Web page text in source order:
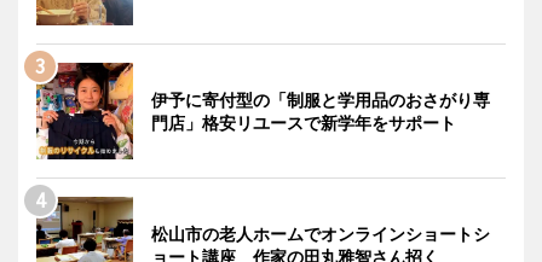
伊予に寄付型の「制服と学用品のおさがり専
門店」格安リユースで新学年をサポート
松山市の老人ホームでオンラインショートシ
ョート講座 作家の田丸雅智さん招く